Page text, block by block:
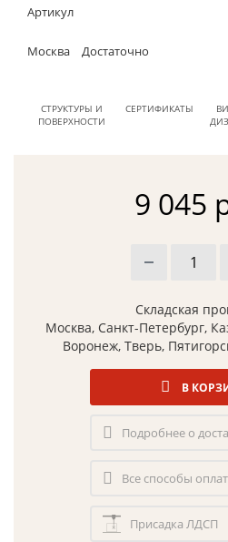
Артикул
Москва Достаточно
СТРУКТУРЫ И
ПОВЕРХНОСТИ
СЕРТИФИКАТЫ
9 045
Складская
Москва, Санкт-Петербург,
Воронеж, Тверь,
В
Подробнее о
Все способы
Присадка ЛДСП